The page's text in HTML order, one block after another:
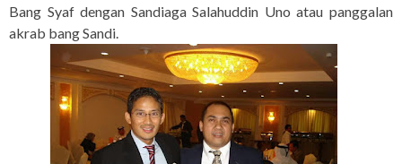
Bang Syaf dengan Sandiaga Salahuddin Uno atau panggalan
akrab bang Sandi.